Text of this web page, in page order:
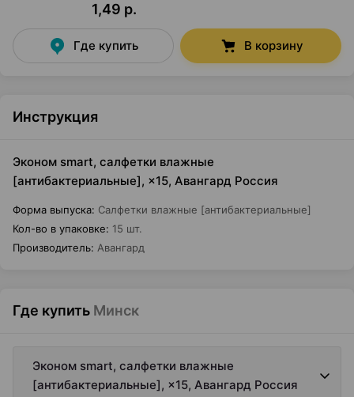
1,49 р.
Где купить В корзину
Инструкция
Эконом smart, салфетки влажные
[антибактериальные], ×15, Авангард Россия
Форма выпуска: Салфетки влажные [антибактериальные]
Кол-во в упаковке: 15 шт.
Производитель: Авангард
Где купить Минск
Эконом smart, салфетки влажные
[антибактериальные], ×15, Авангард Россия